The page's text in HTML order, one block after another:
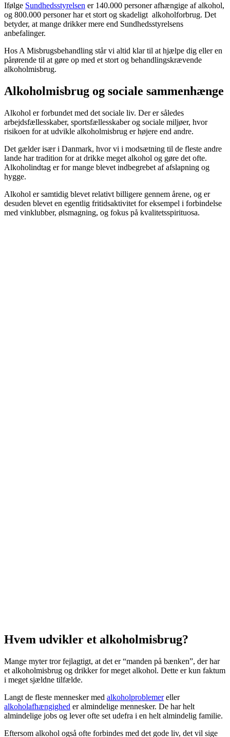
Ifølge Sundhedsstyrelsen er 140.000 personer afhængige af alkohol,
og 800.000 personer har et stort og skadeligt alkoholforbrug. Det
betyder, at mange drikker mere end Sundhedsstyrelsens
anbefalinger.
Hos A Misbrugsbehandling står vi altid klar til at hjælpe dig eller en
pårørende til at gøre op med et stort og behandlingskrævende
alkoholmisbrug.
Alkoholmisbrug og sociale sammenhænge
Alkohol er forbundet med det sociale liv. Der er således
arbejdsfællesskaber, sportsfællesskaber og sociale miljøer, hvor
risikoen for at udvikle alkoholmisbrug er højere end andre.
Det gælder især i Danmark, hvor vi i modsætning til de fleste andre
lande har tradition for at drikke meget alkohol og gøre det ofte.
Alkoholindtag er for mange blevet indbegrebet af afslapning og
hygge.
Alkohol er samtidig blevet relativt billigere gennem årene, og er
desuden blevet en egentlig fritidsaktivitet for eksempel i forbindelse
med vinklubber, ølsmagning, og fokus på kvalitetsspirituosa.
Hvem udvikler et alkoholmisbrug?
Mange myter tror fejlagtigt, at det er “manden på bænken”, der har
et alkoholmisbrug og drikker for meget alkohol. Dette er kun faktum
i meget sjældne tilfælde.
Langt de fleste mennesker med alkoholproblemereller
alkoholafhængighed er almindelige mennesker. De har helt
almindelige jobs og lever ofte set udefra i en helt almindelig familie.
Eftersom alkohol også ofte forbindes med det gode liv, det vil sige